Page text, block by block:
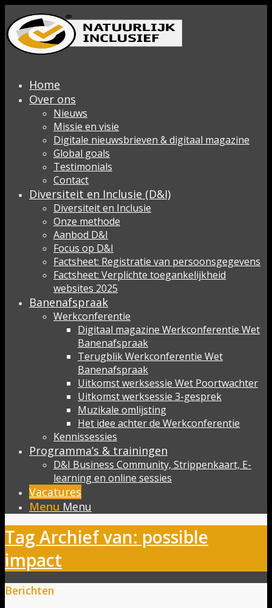
Home
Over ons
Nieuws
Missie en visie
Digitale nieuwsbrieven & digitaal magazine
Global goals
Testimonials
Contact
Diversiteit en Inclusie (D&I)
Diversiteit en Inclusie
Onze methode
Aanbod D&I
Focus op D&I
Factsheet: Registratie van persoonsgegevens
Factsheet: Verplichte toegankelijkheid
websites 2025
Banenafspraak
Werkconferentie
Digitaal magazine Werkconferentie Wet
Banenafspraak
Terugblik Werkconferentie Wet
Banenafspraak
Uitkomst werksessie Wet Poortwachter
Uitkomst werksessie 3-gesprek
Muzikale omlijsting
Het idee achter de Werkconferentie
Kennissessies
Programma’s & trainingen
D&I Business Community, Strippenkaart, E-
learning en online sessies
Vacatures
Menu Menu
Tag Archief van: possible
impact
Berichten